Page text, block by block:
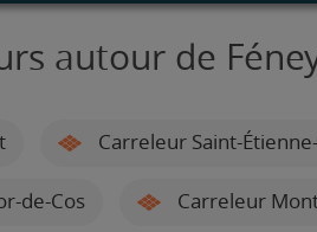
autour de
Carreleur Saint-
de-Cos Carreleur